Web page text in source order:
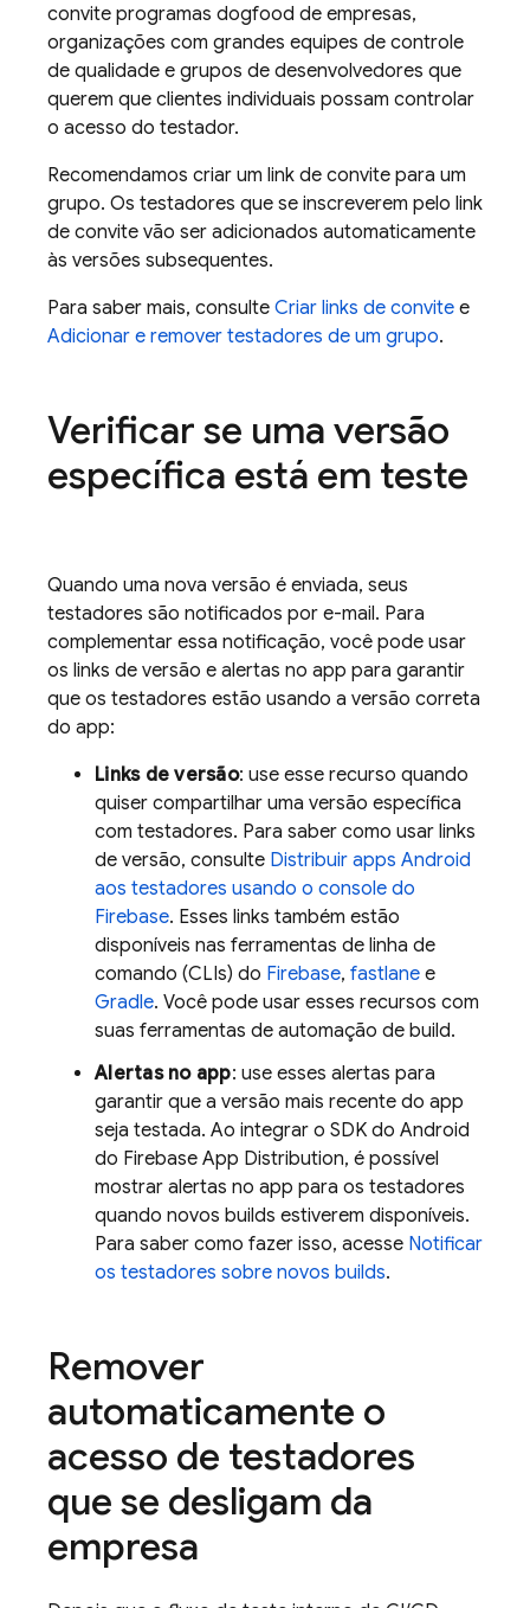
convite programas dogfood de empresas,
organizações com grandes equipes de controle
de qualidade e grupos de desenvolvedores que
querem que clientes individuais possam controlar
o acesso do testador.
Recomendamos criar um link de convite para um
grupo. Os testadores que se inscreverem pelo link
de convite vão ser adicionados automaticamente
às versões subsequentes.
Para saber mais, consulte Criar links de convite e
Adicionar e remover testadores de um grupo.
Verificar se uma versão
específica está em teste
Quando uma nova versão é enviada, seus
testadores são notificados por e-mail. Para
complementar essa notificação, você pode usar
os links de versão e alertas no app para garantir
que os testadores estão usando a versão correta
do app:
Links de versão: use esse recurso quando
quiser compartilhar uma versão específica
com testadores. Para saber como usar links
de versão, consulte Distribuir apps Android
aos testadores usando o console do
Firebase. Esses links também estão
disponíveis nas ferramentas de linha de
comando (CLIs) do Firebase, fastlane e
Gradle. Você pode usar esses recursos com
suas ferramentas de automação de build.
Alertas no app: use esses alertas para
garantir que a versão mais recente do app
seja testada. Ao integrar o SDK do Android
do Firebase App Distribution, é possível
mostrar alertas no app para os testadores
quando novos builds estiverem disponíveis.
Para saber como fazer isso, acesse Notificar
os testadores sobre novos builds.
Remover
automaticamente o
acesso de testadores
que se desligam da
empresa